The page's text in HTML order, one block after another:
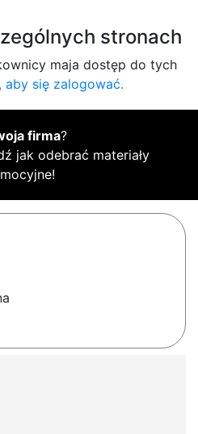
stronach
maja dostęp do tych
aby się zalogować.
firma?
jak odebrać materiały